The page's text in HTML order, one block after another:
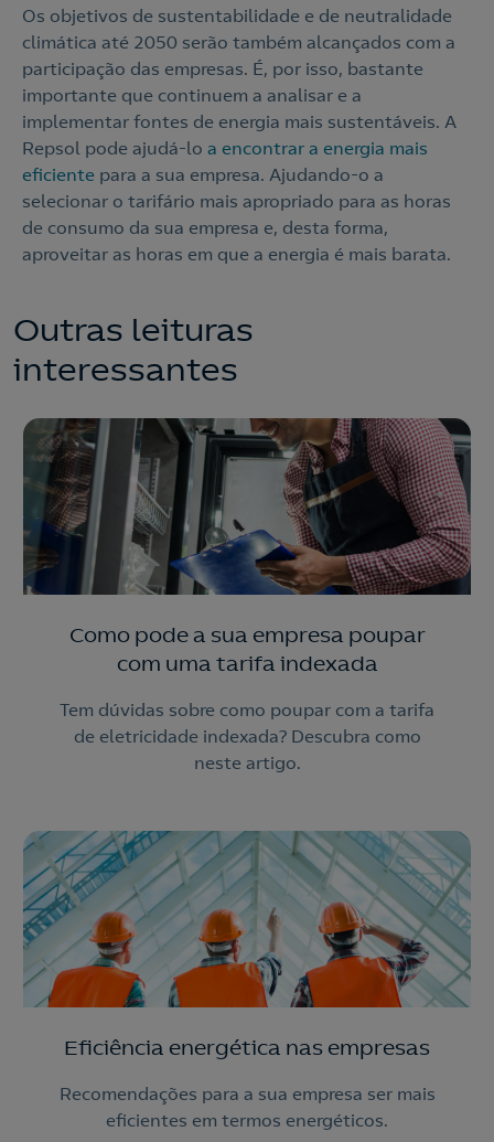
Os objetivos de sustentabilidade e de neutralidade
climática até 2050 serão também alcançados com a
participação das empresas. É, por isso, bastante
importante que continuem a analisar e a
implementar fontes de energia mais sustentáveis. A
Repsol pode ajudá-lo a encontrar a energia mais
eficiente para a sua empresa. Ajudando-o a
selecionar o tarifário mais apropriado para as horas
de consumo da sua empresa e, desta forma,
aproveitar as horas em que a energia é mais barata.
Outras leituras
interessantes
Como pode a sua empresa poupar
com uma tarifa indexada
Tem dúvidas sobre como poupar com a tarifa
de eletricidade indexada? Descubra como
neste artigo.
Eficiência energética nas empresas
Recomendações para a sua empresa ser mais
eficientes em termos energéticos.